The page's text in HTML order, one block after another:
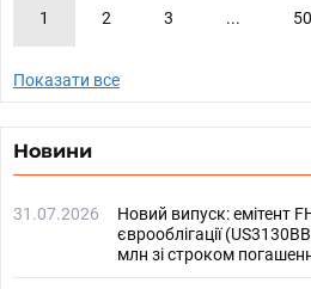
1 2 3 ... 50
Показати все
Новини
31.07.2026
Новий випуск: емітент
єврооблігації
млн зі строком